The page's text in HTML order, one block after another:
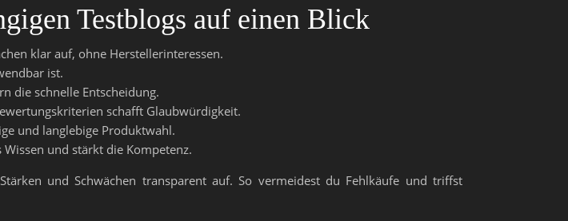
Testblogs auf einen Blick
klar auf, ohne Herstellerinteressen.
ist.
die schnelle Entscheidung.
schafft Glaubwürdigkeit.
und langlebige Produktwahl.
und stärkt die Kompetenz.
und Schwächen transparent auf. So vermeidest du Fehlkäufe und triffst